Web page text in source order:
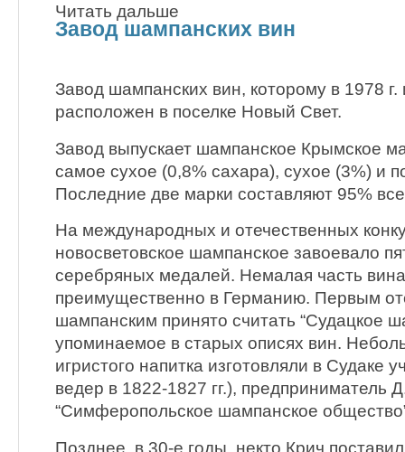
Читать дальше
Завод шампанских вин
Завод шампанских вин, которому в 1978 г.
расположен в поселке Новый Свет.
Завод выпускает шампанское Крымское
самое сухое (0,8% сахара), сухое (3%) и
Последние две марки составляют 95%
На международных и отечественных
новосветовское шампанское завоевало
серебряных медалей. Немалая часть вина
преимущественно в Германию. Первым
шампанским принято считать “Судацкое
упоминаемое в старых описях вин.
игристого напитка изготовляли в Судаке
ведер в 1822-1827 гг.), предприниматель
“Симферопольское шампанское
Позднее, в 30-е годы, некто Крич